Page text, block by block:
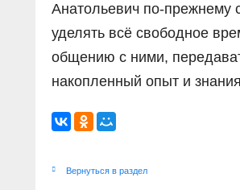
Анатольевич по-прежнему
уделять всё свободное
общению с ними,
накопленный опыт и
Вернуться в раздел